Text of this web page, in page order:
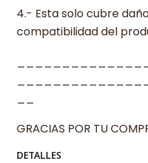
4.- Esta solo cubre
compatibilidad del
GRACIAS POR TU
DETALLES